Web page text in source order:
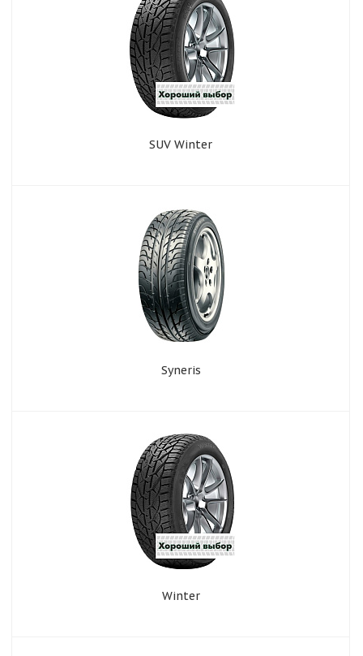
SUV Winter
Syneris
Winter